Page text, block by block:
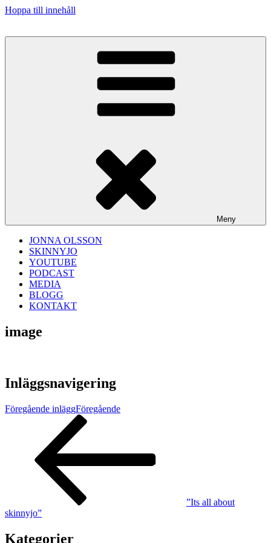
Hoppa till innehåll
Meny
JONNA OLSSON
SKINNYJO
YOUTUBE
PODCAST
MEDIA
BLOGG
KONTAKT
image
Inläggsnavigering
Föregående inläggFöregående
”Its all about
skinnyjo”
Kategorier